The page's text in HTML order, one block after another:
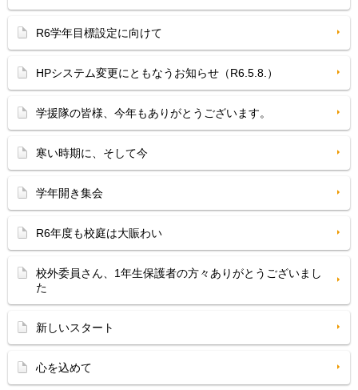
R6学年目標設定に向けて
HPシステム変更にともなうお知らせ（R6.5.8.）
学援隊の皆様、今年もありがとうございます。
寒い時期に、そして今
学年開き集会
R6年度も校庭は大賑わい
校外委員さん、1年生保護者の方々ありがとうございまし
た
新しいスタート
心を込めて